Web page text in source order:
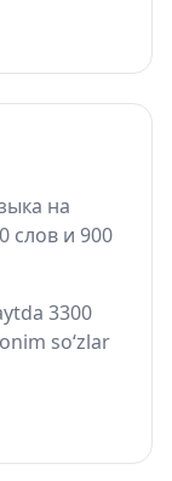
на
слов и 900
3300
so‘zlar